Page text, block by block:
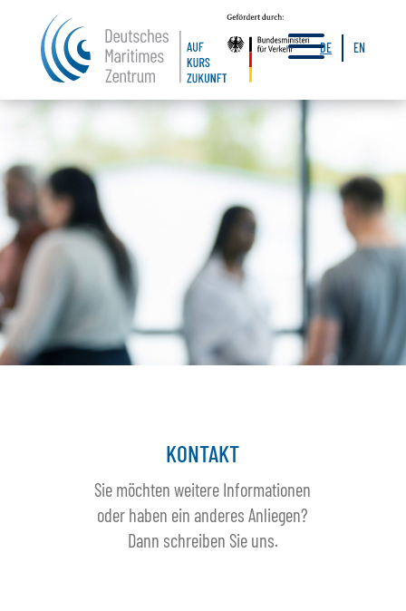
a
DE EN
KONTAKT
Sie möchten weitere Informationen
oder haben ein anderes Anliegen?
Dann schreiben Sie uns.